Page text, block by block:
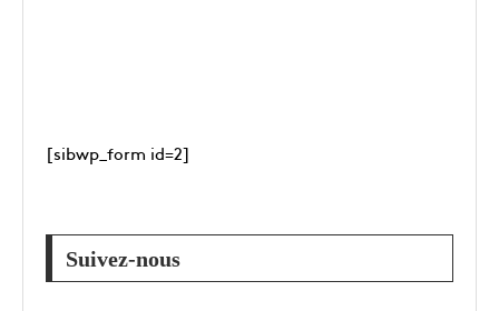
[sibwp_form id=2]
Suivez-nous